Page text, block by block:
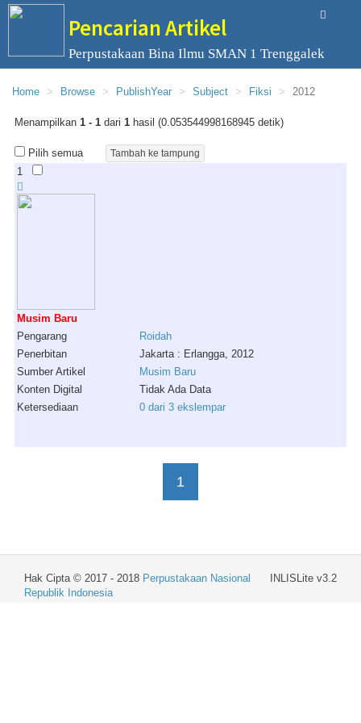
Pencarian Artikel
Perpustakaan Bina Ilmu SMAN 1 Trenggalek
Home Browse PublishYear Subject Fiksi 2012
Menampilkan 1 - 1 dari 1 hasil (0.053544998168945 detik)
Pilih semua
1
Musim Baru
Pengarang
Roidah
Penerbitan
Jakarta : Erlangga, 2012
Sumber Artikel
Musim Baru
Konten Digital
Tidak Ada Data
Ketersediaan
0 dari 3 ekslempar
1
INLISLite v3.2
Hak Cipta © 2017 - 2018 Perpustakaan Nasional
Republik Indonesia